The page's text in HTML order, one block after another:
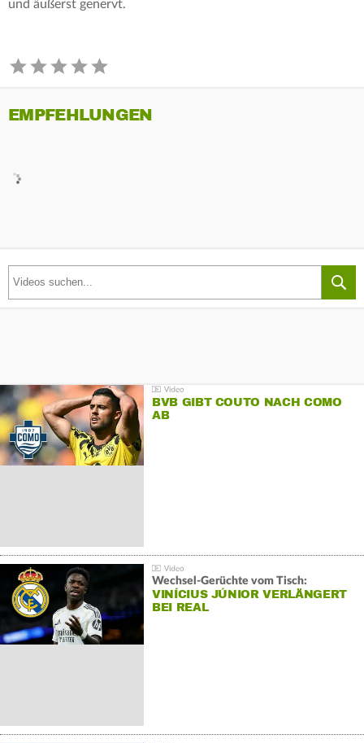
und äußerst genervt.
EMPFEHLUNGEN
BVB GIBT COUTO NACH COMO
AB
Wechsel-Gerüchte vom Tisch:
VINÍCIUS JÚNIOR VERLÄNGERT
BEI REAL